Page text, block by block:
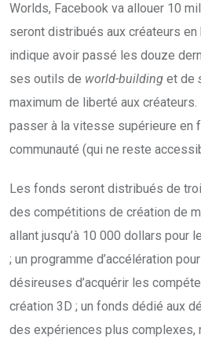
Worlds, Facebook va allouer 10
seront distribués aux créateurs en
indique avoir passé les douze
ses outils de world-building et de
maximum de liberté aux
passer à la vitesse supérieure en
communauté (qui ne reste
Les fonds seront distribués de
des compétitions de création de
allant jusqu’à 10 000 dollars pour
; un programme d’accélération
désireuses d’acquérir les
création 3D ; un fonds dédié aux
des expériences plus complexes,